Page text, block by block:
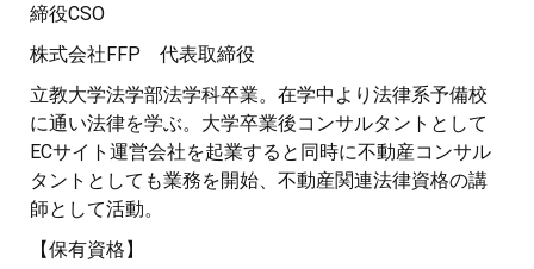
締役CSO
株式会社FFP 代表取締役
立教大学法学部法学科卒業。在学中より法律系予備校
に通い法律を学ぶ。大学卒業後コンサルタントとして
ECサイト運営会社を起業すると同時に不動産コンサル
タントとしても業務を開始、不動産関連法律資格の講
師として活動。
【保有資格】